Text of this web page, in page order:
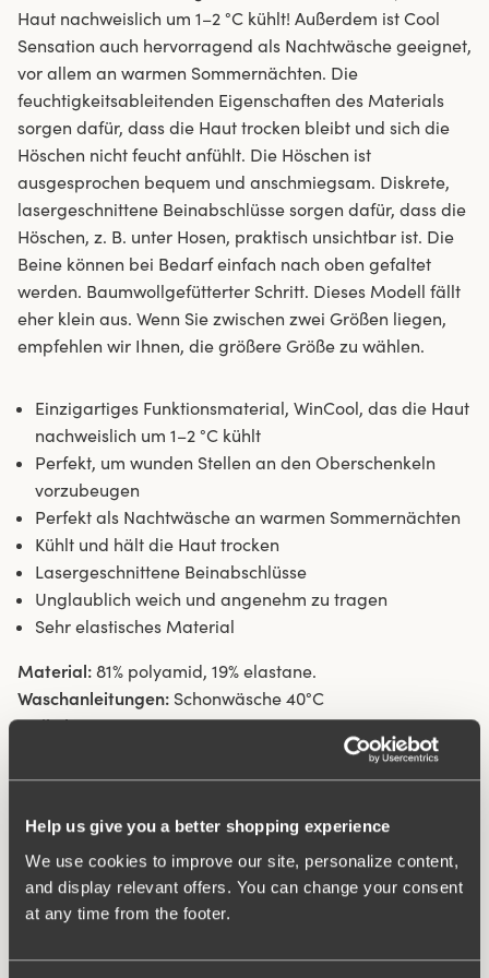
Help us give you a better shopping experience
We use cookies to improve our site, personalize content,
and display relevant offers. You can change your consent
at any time from the footer.
Haut nachweislich um 1–2 °C kühlt! Außerdem ist Cool
Sensation auch hervorragend als Nachtwäsche geeignet,
vor allem an warmen Sommernächten. Die
feuchtigkeitsableitenden Eigenschaften des Materials
sorgen dafür, dass die Haut trocken bleibt und sich die
Höschen nicht feucht anfühlt. Die Höschen ist
ausgesprochen bequem und anschmiegsam. Diskrete,
lasergeschnittene Beinabschlüsse sorgen dafür, dass die
Höschen, z. B. unter Hosen, praktisch unsichtbar ist. Die
Beine können bei Bedarf einfach nach oben gefaltet
werden. Baumwollgefütterter Schritt. Dieses Modell fällt
eher klein aus. Wenn Sie zwischen zwei Größen liegen,
empfehlen wir Ihnen, die größere Größe zu wählen.
Einzigartiges Funktionsmaterial, WinCool, das die Haut
nachweislich um 1–2 °C kühlt
Perfekt, um wunden Stellen an den Oberschenkeln
vorzubeugen
Perfekt als Nachtwäsche an warmen Sommernächten
Kühlt und hält die Haut trocken
Lasergeschnittene Beinabschlüsse
Unglaublich weich und angenehm zu tragen
Sehr elastisches Material
Material: 81% polyamid, 19% elastane.
Waschanleitungen: Schonwäsche 40°C
Artikel-ID 407094
Wincool